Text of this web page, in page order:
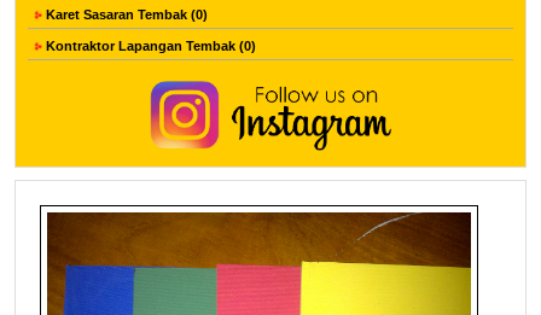
Karet Sasaran Tembak (0)
Kontraktor Lapangan Tembak (0)